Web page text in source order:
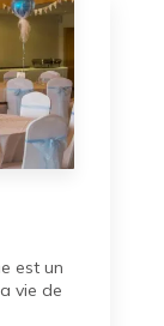
est un
vie de